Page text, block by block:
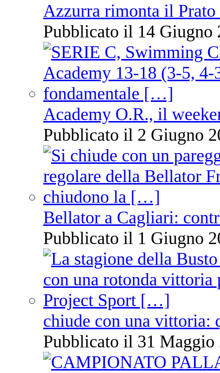
Azzurra rimonta il Prato
Pubblicato il 14 Giugno
Academy O.R., il
Pubblicato il 2 Giugno
Bellator a Cagliari:
Pubblicato il 1 Giugno
chiude con una vittoria:
Pubblicato il 31 Maggio